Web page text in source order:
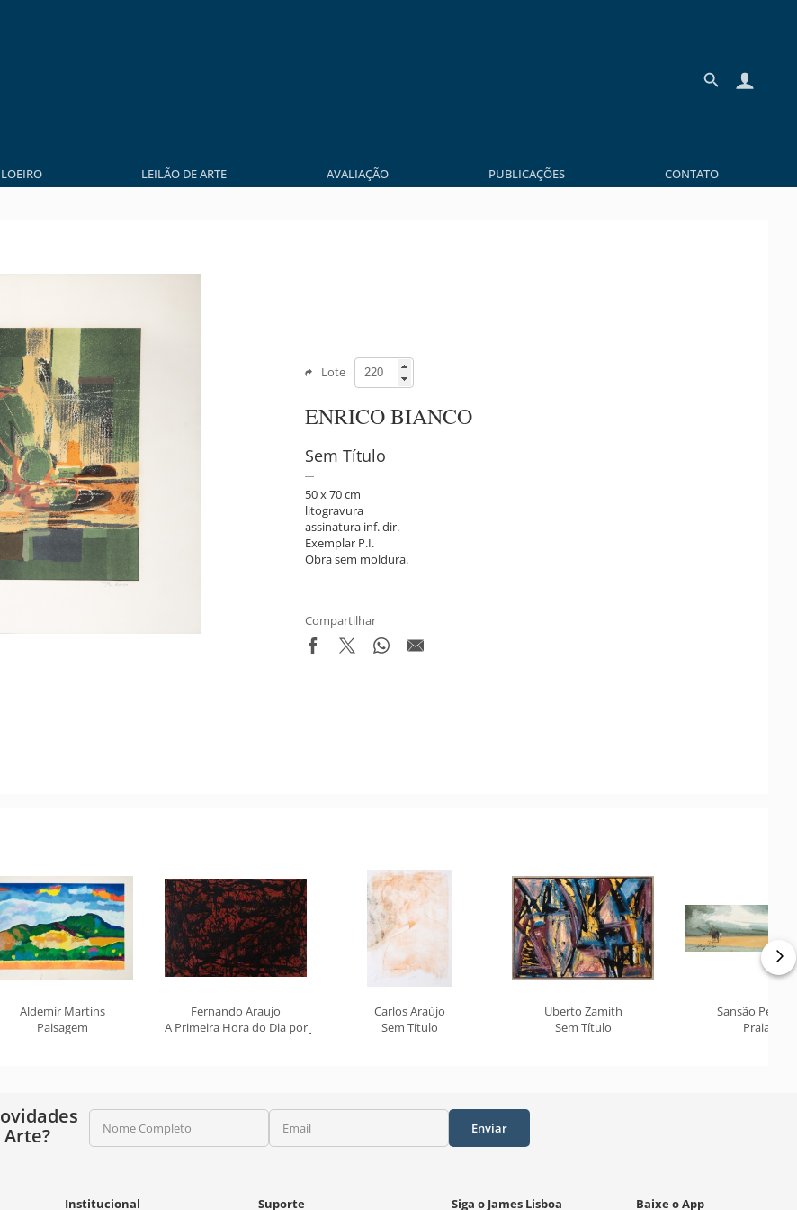
LEILÃO DE ARTE AVALIAÇÃO PUBLICAÇÕES CONTATO
Lote
ENRICO BIANCO
Sem Título
50 x 70 cm
litogravura
assinatura inf. dir.
Exemplar P.I.
Obra sem moldura.
Compartilhar
Aldemir Martins
Paisagem
Fernando Araujo
A Primeira Hora do Dia por Jacob
Carlos Araújo
Sem Título
Uberto Zamith
Sem Título
Sansão Pereira
Praia
Nome Completo Email Enviar
Institucional Suporte Siga o James Lisboa Baixe o App